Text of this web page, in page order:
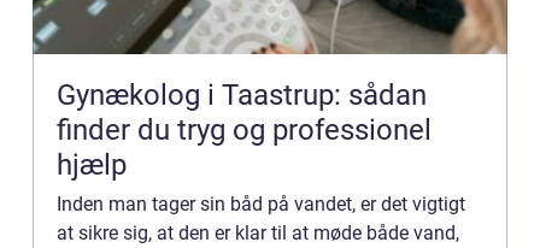
Gynækolog i Taastrup: sådan
finder du tryg og professionel
hjælp
Inden man tager sin båd på vandet, er det vigtigt
at sikre sig, at den er klar til at møde både vand,